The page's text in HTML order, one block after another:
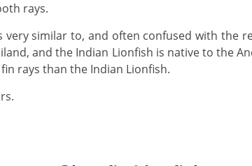
rays.
and the Indian Lionfish is native to the
rays than the Indian Lionfish.